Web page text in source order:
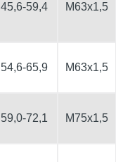
45,6-59,4 М63х1,5
54,6-65,9 М63х1,5
59,0-72,1 М75х1,5